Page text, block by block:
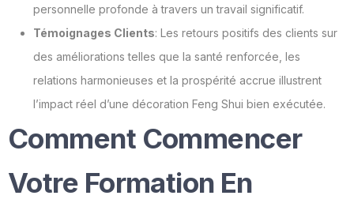
personnelle profonde à travers un travail significatif.
Témoignages Clients: Les retours positifs des clients sur
des améliorations telles que la santé renforcée, les
relations harmonieuses et la prospérité accrue illustrent
l’impact réel d’une décoration Feng Shui bien exécutée.
Comment Commencer
Votre Formation En